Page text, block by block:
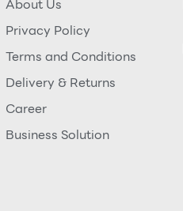
About Us
Privacy Policy
Terms and Conditions
Delivery & Returns
Career
Business Solution